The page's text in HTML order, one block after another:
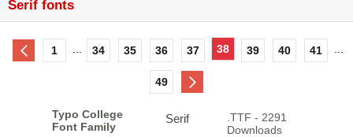
Serif fonts
1 34 35 36 37 38 39 40 41
49
Typo College
Font Family
Serif
.TTF - 2291
Downloads